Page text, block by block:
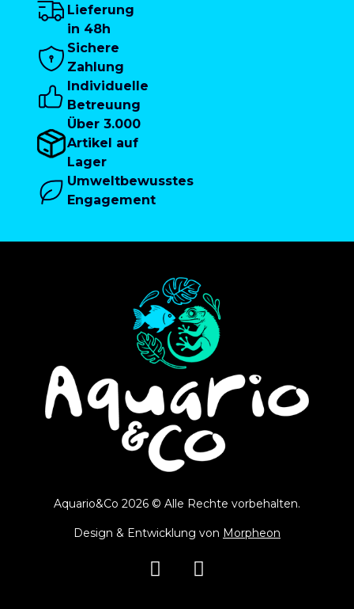
Lieferung
in 48h
Sichere
Zahlung
Individuelle
Betreuung
Über 3.000
Artikel auf
Lager
Umweltbewusstes
Engagement
Aquario&Co 2026 © Alle Rechte vorbehalten.
Design & Entwicklung von Morpheon